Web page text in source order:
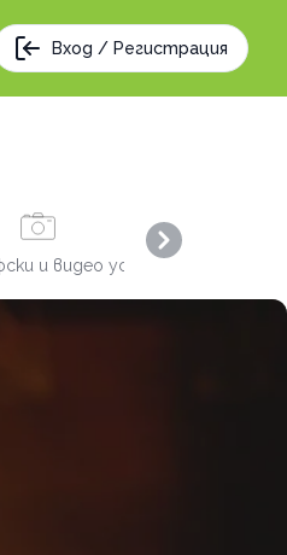
Вход / Регистрация
и видео услуги
Next slide